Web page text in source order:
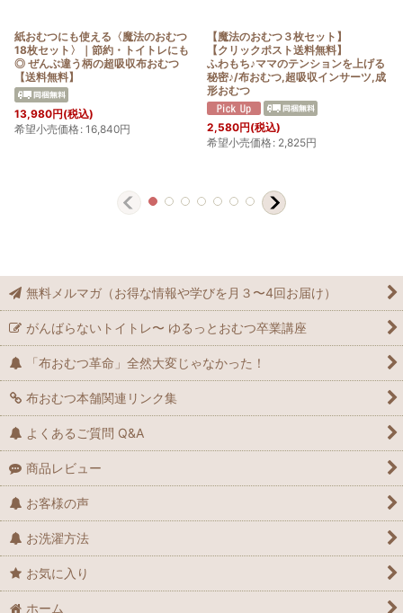
紙おむつにも使える〈魔法のおむつ
18枚セット〉｜節約・トイトレにも
◎ ぜんぶ違う柄の超吸収布おむつ
【送料無料】
13,980円(税込)
希望小売価格: 16,840円
【魔法のおむつ３枚セット】
【クリックポスト送料無料】
ふわもち♪ママのテンションを上げる
秘密♪/布おむつ,超吸収インサーツ,成
形おむつ
2,580円(税込)
希望小売価格: 2,825円
無料メルマガ（お得な情報や学びを月３〜4回お届け）
がんばらないトイトレ〜 ゆるっとおむつ卒業講座
「布おむつ革命」全然大変じゃなかった！
布おむつ本舗関連リンク集
よくあるご質問 Q&A
商品レビュー
お客様の声
お洗濯方法
お気に入り
ホーム